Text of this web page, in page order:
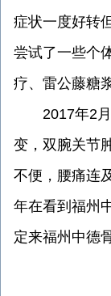
症状一度好转
尝试了一些个
疗、雷公藤糖
2017年2月
变，双腕关节
不便，腰痛连
年在看到福州
定来福州中德